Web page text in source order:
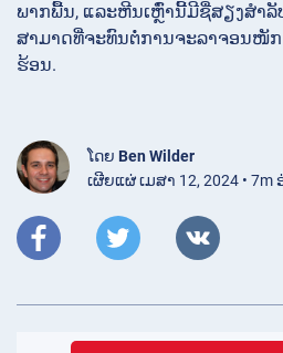
ພາກພື້ນ, ແລະຫີນເຫຼົ່ານີ້ມີຊື່ສຽງສຳ
ສາມາດທີ່ຈະທົນຕໍ່ການຈະລາຈອນໜັກ
ຮ້ອນ.
ໂດຍ Ben Wilder
ເຜີຍແຜ່ ເມສາ 12, 2024 • 7m